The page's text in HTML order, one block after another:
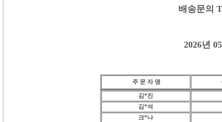
배송문의
2026년
주 문 자 명
김*진
김*석
크*나